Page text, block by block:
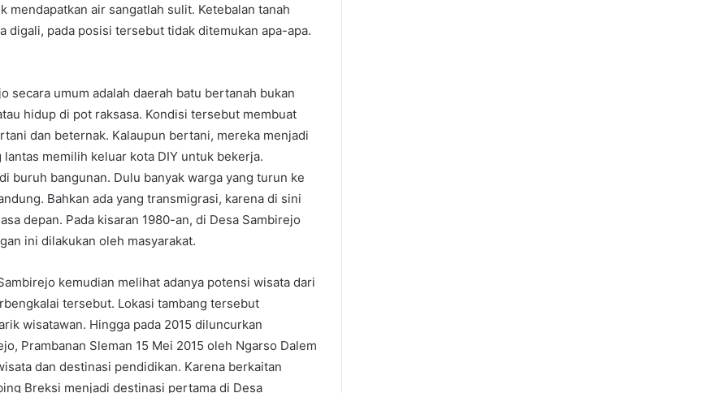
air sangatlah sulit. Ketebalan tanah
digali, pada posisi tersebut tidak ditemukan apa-apa.
secara umum adalah daerah batu bertanah bukan
hidup di pot raksasa. Kondisi tersebut membuat
dan beternak. Kalaupun bertani, mereka menjadi
memilih keluar kota DIY untuk bekerja.
buruh bangunan. Dulu banyak warga yang turun ke
Bahkan ada yang transmigrasi, karena di sini
depan. Pada kisaran 1980-an, di Desa Sambirejo
ini dilakukan oleh masyarakat.
kemudian melihat adanya potensi wisata dari
tersebut. Lokasi tambang tersebut
wisatawan. Hingga pada 2015 diluncurkan
Prambanan Sleman 15 Mei 2015 oleh Ngarso Dalem
dan destinasi pendidikan. Karena berkaitan
Breksi menjadi destinasi pertama di Desa